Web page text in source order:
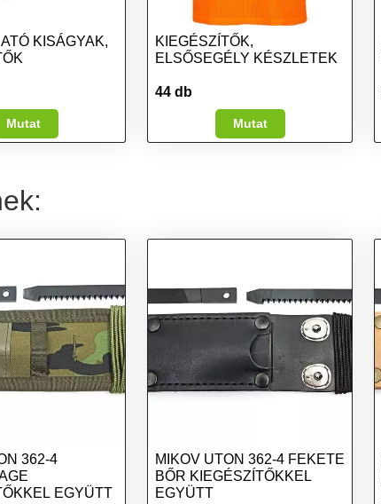
KISÁGYAK,
Mutat
KIEGÉSZÍTŐK,
ELSŐSEGÉLY KÉSZLETEK
44 db
Mutat
362-4
EGYÜTT
MIKOV UTON 362-4 FEKETE
BŐR KIEGÉSZÍTŐKKEL
EGYÜTT